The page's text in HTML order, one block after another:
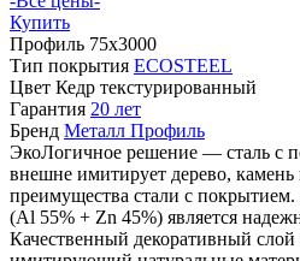
Купить
Профиль 75х3000
Тип покрытия ECOSTEEL
Цвет Кедр текстурированный
Гарантия 20 лет
Бренд Металл Профиль
ЭкоЛогичное решение — сталь с
внешне имитирует дерево,
преимущества стали с
(Аl 55% + Zn 45%) является
Качественный декоративный